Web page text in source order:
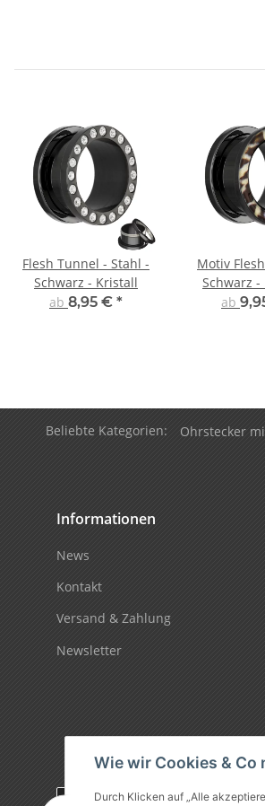
Wie wir Cookies & Co
Durch Klicken auf „Alle
Flesh Tunnel - Stahl -
Schwarz - Kristall
ab 8,95 € *
Motiv
Schwarz -
ab
Beliebte Kategorien: Ohrstecker
Informationen
News
Kontakt
Versand & Zahlung
Newsletter